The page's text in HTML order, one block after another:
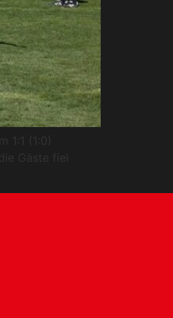
(1:0)
Gäste fiel